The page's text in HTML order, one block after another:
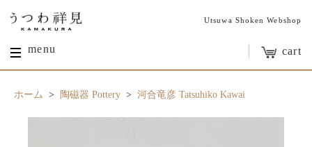
Utsuwa Shoken Webshop
menu cart
ホーム > 陶磁器 Pottery > 河合竜彦 Tatsuhiko Kawai